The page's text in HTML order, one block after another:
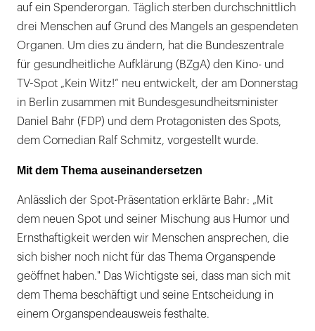
auf ein Spenderorgan. Täglich sterben durchschnittlich
drei Menschen auf Grund des Mangels an gespendeten
Organen. Um dies zu ändern, hat die Bundeszentrale
für gesundheitliche Aufklärung (BZgA) den Kino- und
TV-Spot „Kein Witz!“ neu entwickelt, der am Donnerstag
in Berlin zusammen mit Bundesgesundheitsminister
Daniel Bahr (FDP) und dem Protagonisten des Spots,
dem Comedian Ralf Schmitz, vorgestellt wurde.
Mit dem Thema auseinandersetzen
Anlässlich der Spot-Präsentation erklärte Bahr: „Mit
dem neuen Spot und seiner Mischung aus Humor und
Ernsthaftigkeit werden wir Menschen ansprechen, die
sich bisher noch nicht für das Thema Organspende
geöffnet haben." Das Wichtigste sei, dass man sich mit
dem Thema beschäftigt und seine Entscheidung in
einem Organspendeausweis festhalte.